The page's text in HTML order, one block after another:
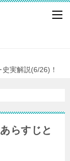
実解説(6/26)！
らすじと